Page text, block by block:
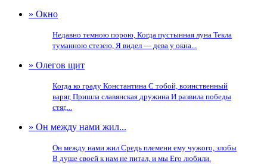
» Окно
Недавно темною порою, Когда пустынная луна Текла
туманною стезею, Я видел — дева у окна...
» Олегов щит
Когда ко граду Константина С тобой, воинственный
варяг, Пришла славянская дружина И развила победы
стяг,...
» Он между нами жил...
Он между нами жил Средь племени ему чужого, злобы
В душе своей к нам не питал, и мы Его любили.